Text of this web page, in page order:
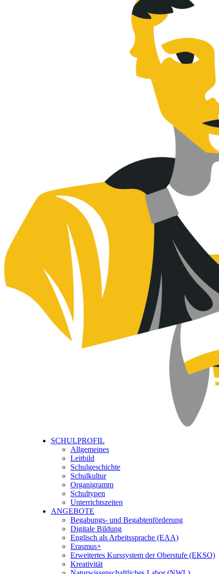
SCHULPROFIL
Allgemeines
Leitbild
Schulgeschichte
Schulkultur
Organigramm
Schultypen
Unterrichtszeiten
ANGEBOTE
Begabungs- und Begabtenförderung
Digitale Bildung
Englisch als Arbeitssprache (EAA)
Erasmus+
Erweitertes Kurssystem der Oberstufe (EKSO)
Kreativität